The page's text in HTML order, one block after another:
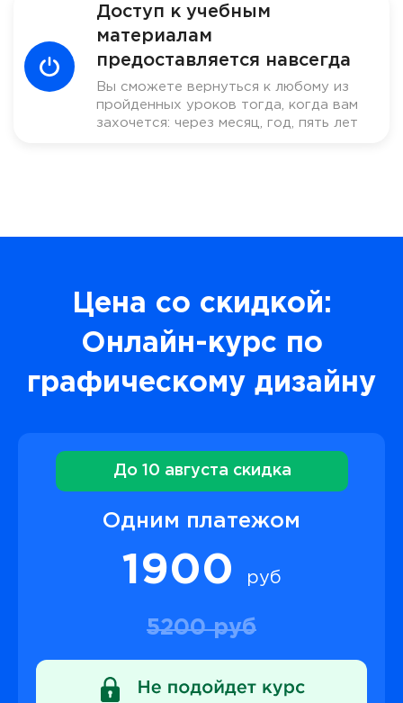
Доступ к учебным
материалам
предоставляется навсегда
Вы сможете вернуться к любому из
пройденных уроков тогда, когда вам
захочется: через месяц, год, пять лет
Цена со скидкой:
Онлайн-курс по
графическому дизайну
До 10 августа скидка
Одним платежом
1900 руб
5200 руб